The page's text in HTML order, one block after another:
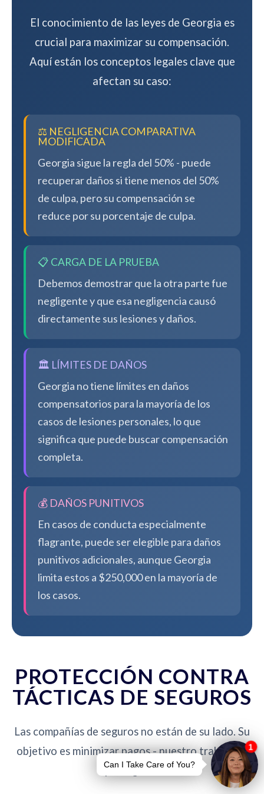
El conocimiento de las leyes de Georgia es
crucial para maximizar su compensación.
Aquí están los conceptos legales clave que
afectan su caso:
⚖️ NEGLIGENCIA COMPARATIVA
MODIFICADA
Georgia sigue la regla del 50% - puede
recuperar daños si tiene menos del 50%
de culpa, pero su compensación se
reduce por su porcentaje de culpa.
📋 CARGA DE LA PRUEBA
Debemos demostrar que la otra parte fue
negligente y que esa negligencia causó
directamente sus lesiones y daños.
🏛️ LÍMITES DE DAÑOS
Georgia no tiene límites en daños
compensatorios para la mayoría de los
casos de lesiones personales, lo que
significa que puede buscar compensación
completa.
💰 DAÑOS PUNITIVOS
En casos de conducta especialmente
flagrante, puede ser elegible para daños
punitivos adicionales, aunque Georgia
limita estos a $250,000 en la mayoría de
los casos.
PROTECCIÓN CONTRA
TÁCTICAS DE SEGUROS
Las compañías de seguros no están de su lado. Su
objetivo es minimizar pagos - nuestro trabajo es
protegerlo.